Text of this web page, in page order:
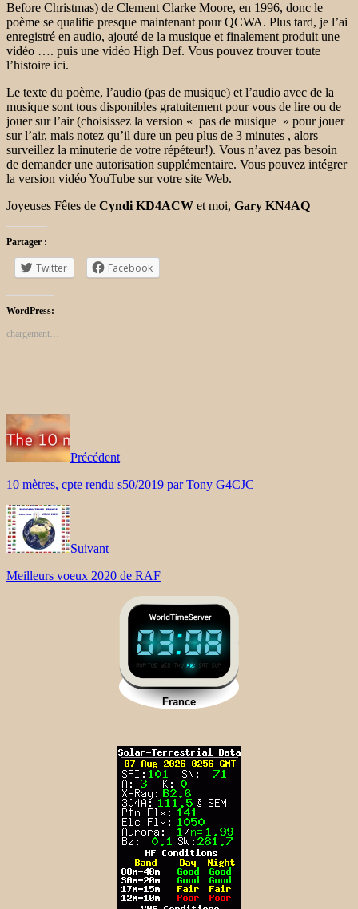
Before Christmas) de Clement Clarke Moore, en 1996, donc le
poème se qualifie presque maintenant pour QCWA. Plus tard, je l’ai
enregistré en audio, ajouté de la musique et finalement produit une
vidéo …. puis une vidéo High Def. Vous pouvez trouver toute
l’histoire ici.
Le texte du poème, l’audio (pas de musique) et l’audio avec de la
musique sont tous disponibles gratuitement pour vous de lire ou de
jouer sur l’air (choisissez la version « pas de musique » pour jouer
sur l’air, mais notez qu’il dure un peu plus de 3 minutes , alors
surveillez la minuterie de votre répéteur!). Vous n’avez pas besoin
de demander une autorisation supplémentaire. Vous pouvez intégrer
la version vidéo YouTube sur votre site Web.
Joyeuses Fêtes de Cyndi KD4ACW et moi, Gary KN4AQ
Partager :
Twitter Facebook
WordPress:
chargement…
Précédent
10 mètres, cpte rendu s50/2019 par Tony G4CJC
Suivant
Meilleurs voeux 2020 de RAF